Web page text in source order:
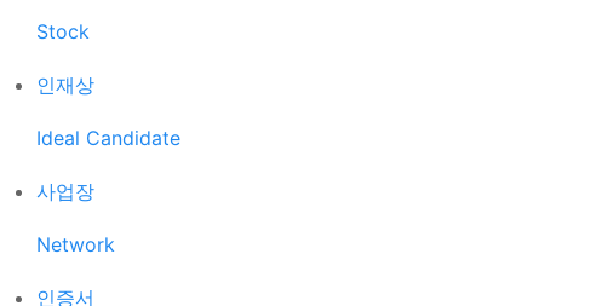
Stock
인재상
Ideal Candidate
사업장
Network
인증서